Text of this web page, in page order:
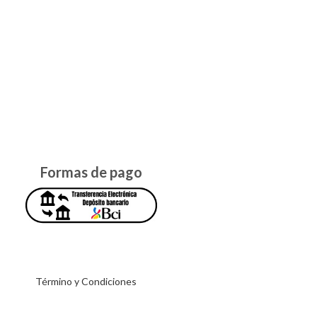
Formas de pago
Término y Condiciones